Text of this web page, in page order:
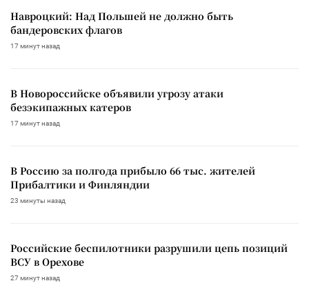
Навроцкий: Над Польшей не должно быть
бандеровских флагов
17 минут назад
В Новороссийске объявили угрозу атаки
безэкипажных катеров
17 минут назад
В Россию за полгода прибыло 66 тыс. жителей
Прибалтики и Финляндии
23 минуты назад
Российские беспилотники разрушили цепь позиций
ВСУ в Орехове
27 минут назад